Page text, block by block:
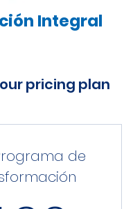
Integral
pricing plan
de